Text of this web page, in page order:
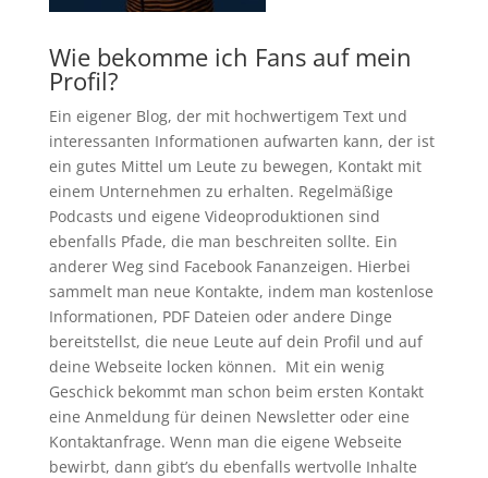
Wie bekomme ich Fans auf mein
Profil?
Ein eigener Blog, der mit hochwertigem Text und
interessanten Informationen aufwarten kann, der ist
ein gutes Mittel um Leute zu bewegen, Kontakt mit
einem Unternehmen zu erhalten. Regelmäßige
Podcasts und eigene Videoproduktionen sind
ebenfalls Pfade, die man beschreiten sollte. Ein
anderer Weg sind Facebook Fananzeigen. Hierbei
sammelt man neue Kontakte, indem man kostenlose
Informationen, PDF Dateien oder andere Dinge
bereitstellst, die neue Leute auf dein Profil und auf
deine Webseite locken können. Mit ein wenig
Geschick bekommt man schon beim ersten Kontakt
eine Anmeldung für deinen Newsletter oder eine
Kontaktanfrage. Wenn man die eigene Webseite
bewirbt, dann gibt’s du ebenfalls wertvolle Inhalte